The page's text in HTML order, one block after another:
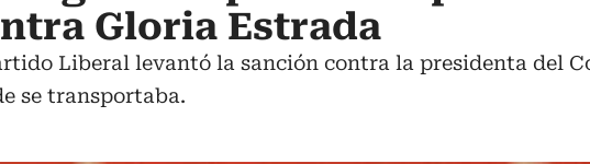
Gloria Estrada
Liberal levantó la sanción contra la presidenta del
se transportaba.